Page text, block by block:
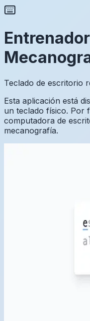
Teclado de escritorio
Esta aplicación está
un teclado físico. Por
computadora de
mecanografía.